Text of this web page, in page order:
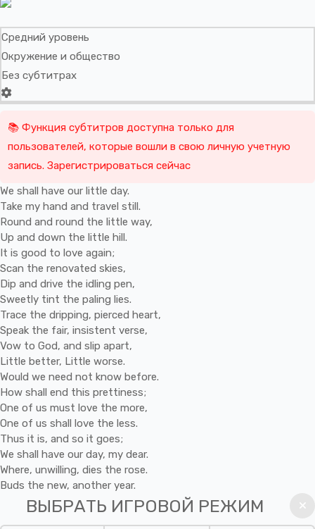
Средний уровень
Окружение и общество
Без субтитрах
📚 Функция субтитров доступна только для
пользователей, которые вошли в свою личную учетную
запись. Зарегистрироваться сейчас
We shall have our little day.
Take my hand and travel still.
Round and round the little way,
Up and down the little hill.
It is good to love again;
Scan the renovated skies,
Dip and drive the idling pen,
Sweetly tint the paling lies.
Trace the dripping, pierced heart,
Speak the fair, insistent verse,
Vow to God, and slip apart,
Little better, Little worse.
Would we need not know before.
How shall end this prettiness;
One of us must love the more,
One of us shall love the less.
Thus it is, and so it goes;
We shall have our day, my dear.
Where, unwilling, dies the rose.
Buds the new, another year.
ВЫБРАТЬ ИГРОВОЙ РЕЖИМ